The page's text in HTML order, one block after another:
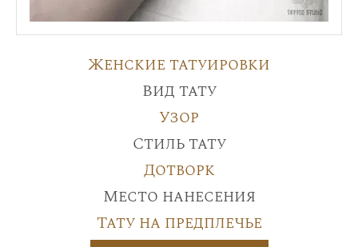
Женские татуировки
Вид тату
Узор
Стиль тату
Дотворк
Место нанесения
Тату на предплечье